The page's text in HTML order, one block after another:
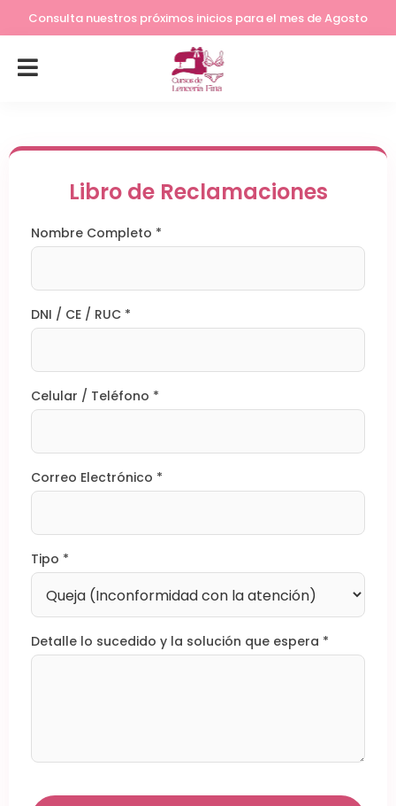
Consulta nuestros próximos inicios para el mes de Agosto
Lleva tu costura a otro nivel
Libro de Reclamaciones
Nombre Completo *
DNI / CE / RUC *
Celular / Teléfono *
Correo Electrónico *
Tipo *
Detalle lo sucedido y la solución que espera *